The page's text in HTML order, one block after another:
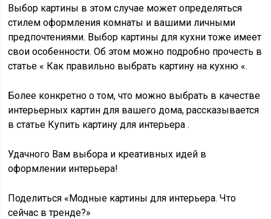
Выбор картины в этом случае может определяться
стилем оформления комнаты и вашими личными
предпочтениями. Выбор картины для кухни тоже имеет
свои особенности. Об этом можно подробно прочесть в
статье « Как правильно выбрать картину на кухню «.
Более конкретно о том, что можно выбрать в качестве
интерьерных картин для вашего дома, рассказывается
в статье Купить картину для интерьера .
Удачного Вам выбора и креативных идей в
оформлении интерьера!
Поделиться «Модные картины для интерьера. Что
сейчас в тренде?»